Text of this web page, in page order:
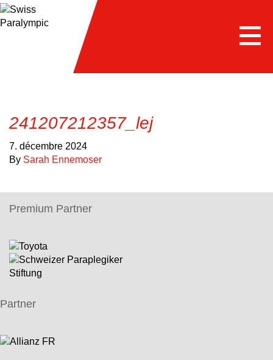
241207212357_lej
7. décembre 2024
By Sarah Ennemoser
Premium Partner
Partner